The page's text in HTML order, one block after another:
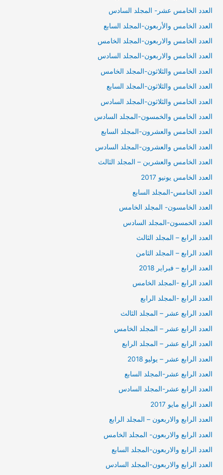
العدد الخامس عشر- المجلد السادس
العدد الخامس والأربعون-المجلد السابع
العدد الخامس والاربعون-المجلد الخامس
العدد الخامس والاربعون-المجلد السادس
العدد الخامس والثلاثون-المجلد الخامس
العدد الخامس والثلاثون-المجلد السابع
العدد الخامس والثلاثون-المجلد السادس
العدد الخامس والخمسون-المجلد السادس
العدد الخامس والعشرون-المجلد السابع
العدد الخامس والعشرون-المجلد السادس
العدد الخامس والعشرين – المجلد الثالث
العدد الخامس يونيو 2017
العدد الخامس-المجلد السابع
العدد الخامسون- المجلد الخامس
العدد الخمسون-المجلد السادس
العدد الرابع – المجلد الثالث
العدد الرابع – المجلد الثامن
العدد الرابع – فبراير 2018
العدد الرابع -المجلد الخامس
العدد الرابع -المجلد الرابع
العدد الرابع عشر – المجلد الثالث
العدد الرابع عشر – المجلد الخامس
العدد الرابع عشر – المجلد الرابع
العدد الرابع عشر – يوليو 2018
العدد الرابع عشر-المجلد السابع
العدد الرابع عشر-المجلد السادس
العدد الرابع مايو 2017
العدد الرابع والاربعون – المجلد الرابع
العدد الرابع والاربعون- المجلد الخامس
العدد الرابع والاربعون-المجلد السابع
العدد الرابع والاربعون-المجلد السادس